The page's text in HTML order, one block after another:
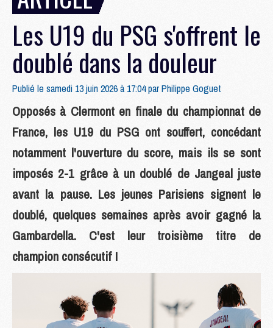
Les U19 du PSG s'offrent le
doublé dans la douleur
Publié le samedi 13 juin 2026 à 17:04 parPhilippe Goguet
Opposés à Clermont en finale du championnat de
France, les U19 du PSG ont souffert, concédant
notamment l'ouverture du score, mais ils se sont
imposés 2-1 grâce à un doublé de Jangeal juste
avant la pause. Les jeunes Parisiens signent le
doublé, quelques semaines après avoir gagné la
Gambardella. C'est leur troisième titre de
champion consécutif !